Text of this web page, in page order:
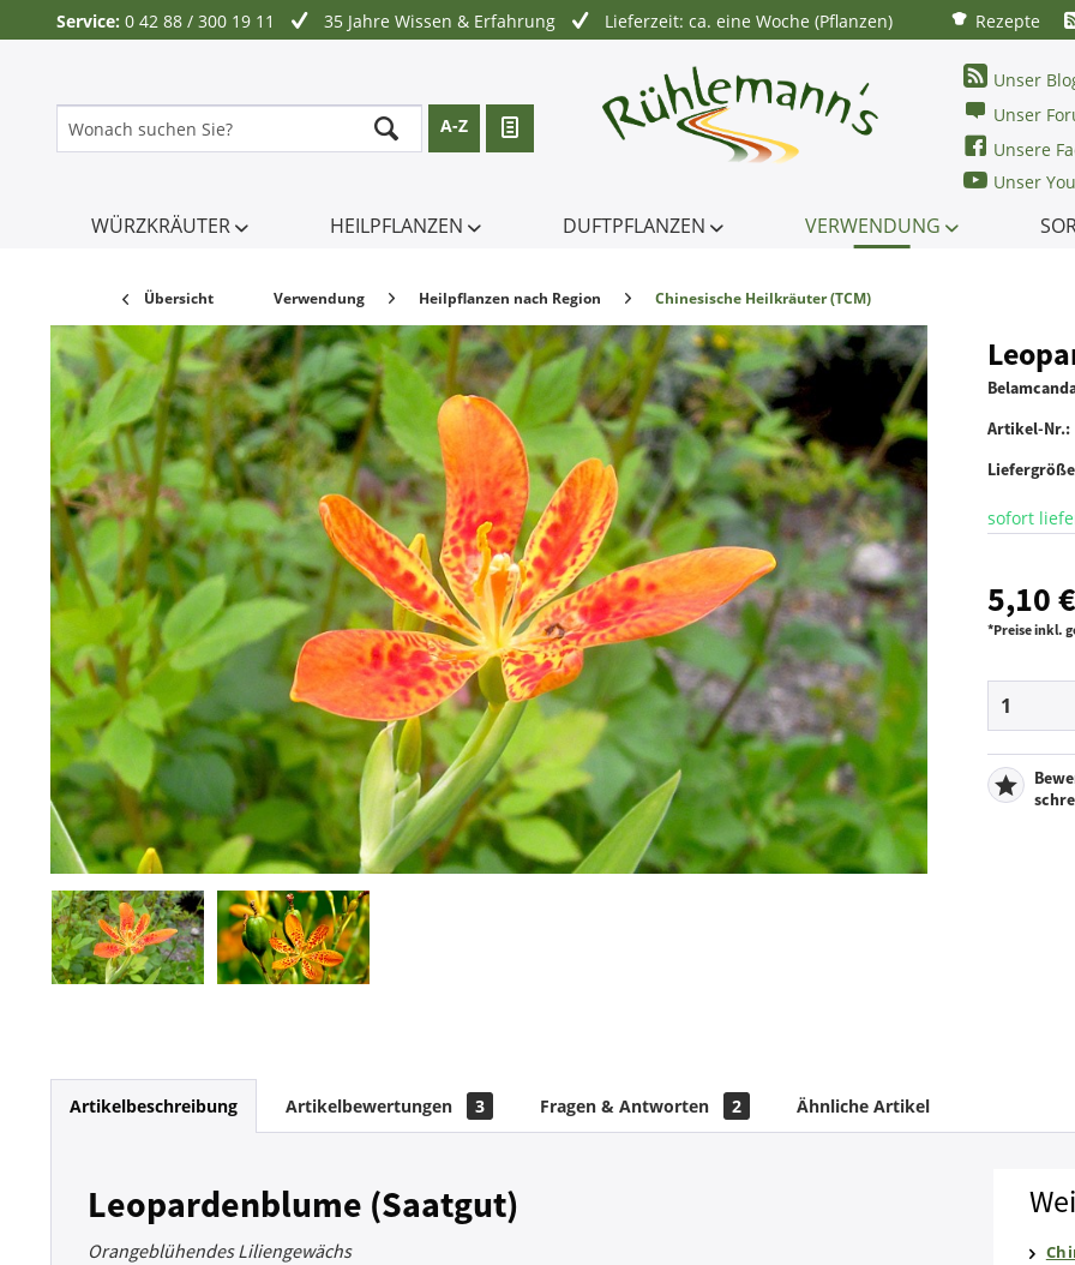
Service: 0 42 88 / 300 19 11 35 Jahre Wissen & Erfahrung Lieferzeit: ca. eine Woche (Pflanzen) Rezepte
A-Z
Unser
Unser
Unsere
Unser
WÜRZKRÄUTER HEILPFLANZEN DUFTPFLANZEN VERWENDUNG
Übersicht Verwendung Heilpflanzen nach Region Chinesische Heilkräuter (TCM)
Artikel-Nr.:
Liefergröße
sofort
5,10
*Preise inkl.
Artikelbeschreibung Artikelbewertungen 3 Fragen & Antworten 2 Ähnliche Artikel
Leopardenblume (Saatgut)
Orangeblühendes Liliengewächs